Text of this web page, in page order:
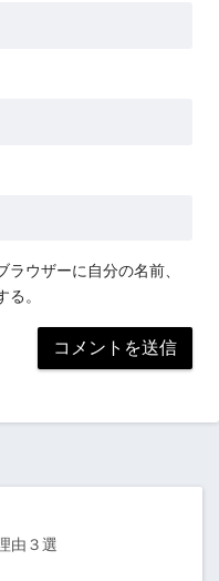
ウザーに自分の名前、
。
由３選